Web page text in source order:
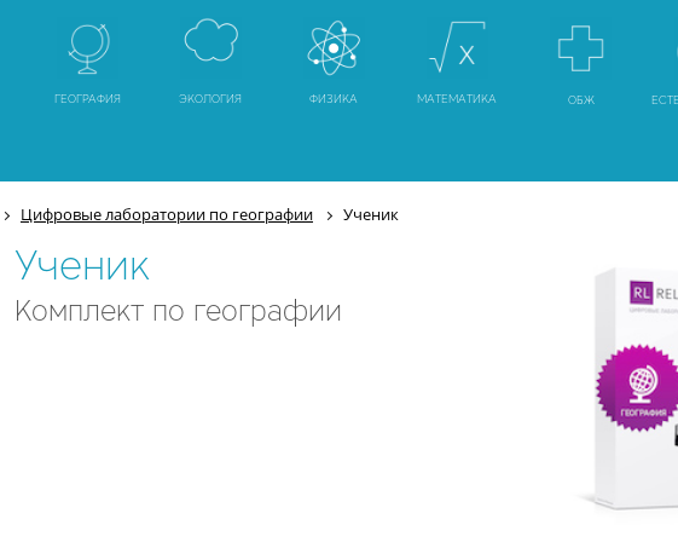
ГЕОГРАФИЯ ЭКОЛОГИЯ ФИЗИКА МАТЕМАТИКА ОБЖ
Цифровые лаборатории по географии Ученик
Ученик
Комплект по географии